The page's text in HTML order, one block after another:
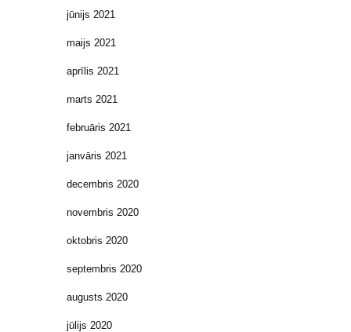
jūnijs 2021
maijs 2021
aprīlis 2021
marts 2021
februāris 2021
janvāris 2021
decembris 2020
novembris 2020
oktobris 2020
septembris 2020
augusts 2020
jūlijs 2020